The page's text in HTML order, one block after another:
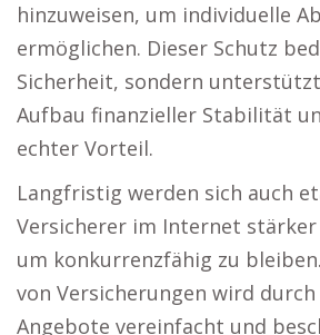
hinzuweisen, um individuelle
ermöglichen. Dieser Schutz
Sicherheit, sondern
Aufbau finanzieller Stabilität
echter Vorteil.
Langfristig werden sich auch
Versicherer im Internet
um konkurrenzfähig zu
von Versicherungen wird
Angebote vereinfacht und